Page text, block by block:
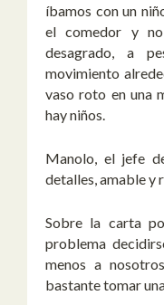
íbamos con un
el comedor y
desagrado, a
movimiento
vaso roto en una
hay niños.
Manolo, el jefe
detalles, amable y
Sobre la carta
problema
menos a
bastante tomar